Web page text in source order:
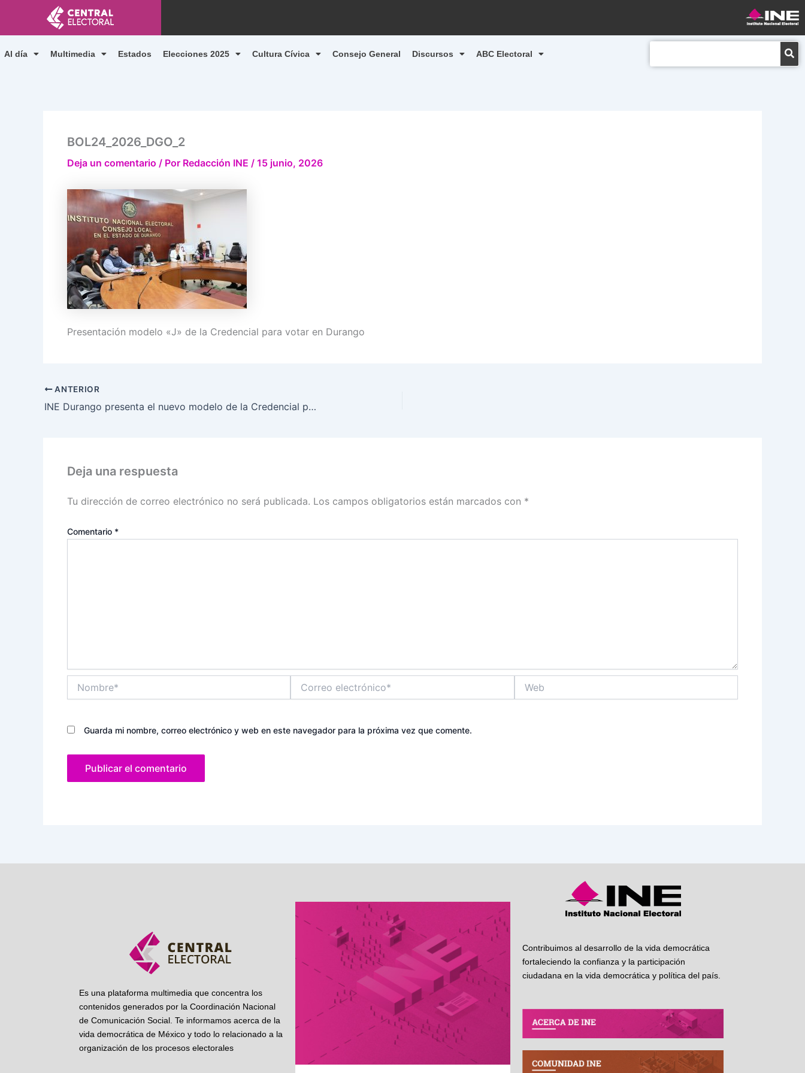
contenido
Al día Multimedia Estados Elecciones 2025 Cultura Cívica Consejo General Discursos ABC Electoral
BOL24_2026_DGO_2
Deja un comentario / Por Redacción INE / 15 junio, 2026
Presentación modelo «J» de la Credencial para votar en Durango
ANTERIOR
INE Durango presenta el nuevo modelo de la Credencial para Votar
Deja una respuesta
Tu dirección de correo electrónico no será publicada. Los campos obligatorios están marcados con *
Comentario *
electrónico*
Guarda mi nombre, correo electrónico y web en este navegador para la próxima vez que comente.
Es una plataforma multimedia que concentra los
contenidos generados por la Coordinación Nacional
de Comunicación Social. Te informamos acerca de la
vida democrática de México y todo lo relacionado a la
organización de los procesos electorales
Contribuimos al desarrollo de la vida democrática
fortaleciendo la confianza y la participación
ciudadana en la vida democrática y política del país.